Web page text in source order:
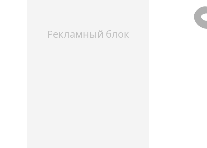
Рекламный блок